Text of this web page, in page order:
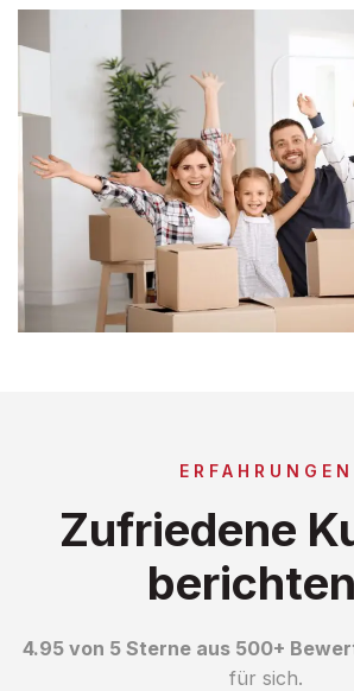
ERFAHRUNGEN
Zufriedene
4.95 von 5 Sterne aus 500+
für sich.